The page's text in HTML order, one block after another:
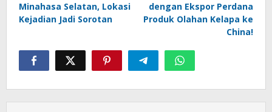
Minahasa Selatan, Lokasi
Kejadian Jadi Sorotan
dengan Ekspor Perdana
Produk Olahan Kelapa ke
China!